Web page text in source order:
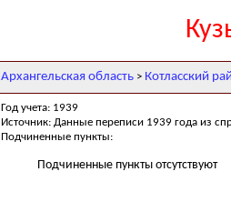
Архангельская область > Котласский
Год учета: 1939
Источник: Данные переписи 1939 года из
Подчиненные пункты:
Подчиненные пункты отсутствуют